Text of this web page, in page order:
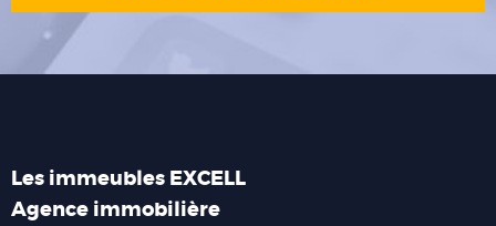
Les immeubles EXCELL
Agence immobilière